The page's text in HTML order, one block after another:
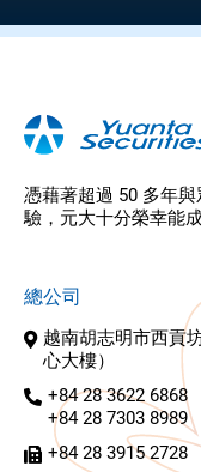
憑藉著超過 50 多年
驗，元大十分榮幸能
總公司
越南胡志明市西貢
心大樓）
+84 28 3622 6868
+84 28 7303 8989
+84 28 3915 2728